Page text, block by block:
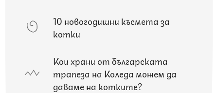
10 новогодишни късмета за
котки
Кои храни от българската
трапеза на Коледа можем да
даваме на котките?